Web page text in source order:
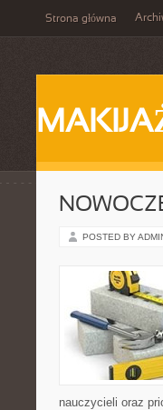
Strona główna
POSTED BY
nauczycieli oraz